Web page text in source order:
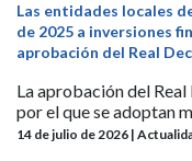
Las entidades locales
de 2025 a inversiones
aprobación del Real
La aprobación del
por el que se adoptan
14 de julio de 2026 |